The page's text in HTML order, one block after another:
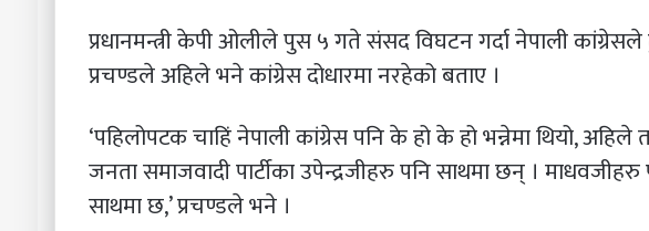
प्रधानमन्त्री केपी ओलीले पुस ५ गते संसद विघटन गर्दा नेपाली
प्रचण्डले अहिले भने कांग्रेस दोधारमा नरहेको बताए ।
‘पहिलोपटक चाहिं नेपाली कांग्रेस पनि के हो के हो भन्नेमा थियो, अहिले
जनता समाजवादी पार्टीका उपेन्द्रजीहरु पनि साथमा छन् ।
साथमा छ,’ प्रचण्डले भने ।